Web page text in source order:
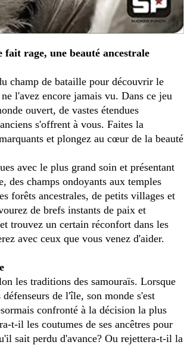
rage, une beauté ancestrale
champ de bataille pour découvrir le
l'avez encore jamais vu. Dans ce jeu
ouvert, de vastes étendues
s'offrent à vous. Faites la
et plongez au cœur de la beauté
avec le plus grand soin et présentant
des champs ondoyants aux temples
forêts ancestrales, de petits villages et
de brefs instants de paix et
trouvez un certain réconfort dans les
avec ceux que vous venez d'aider.
les traditions des samouraïs. Lorsque
de l'île, son monde s'est
confronté à la décision la plus
t-il les coutumes de ses ancêtres pour
sait perdu d'avance? Ou rejettera-t-il la